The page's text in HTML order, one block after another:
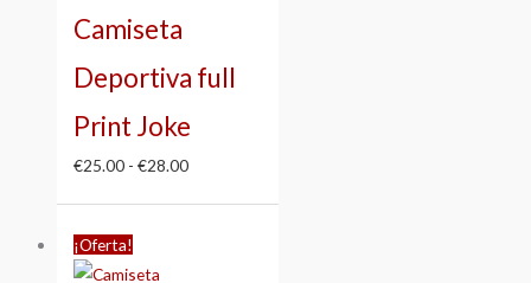
Camiseta
Deportiva full
Print Joke
€25.00 - €28.00
¡Oferta!